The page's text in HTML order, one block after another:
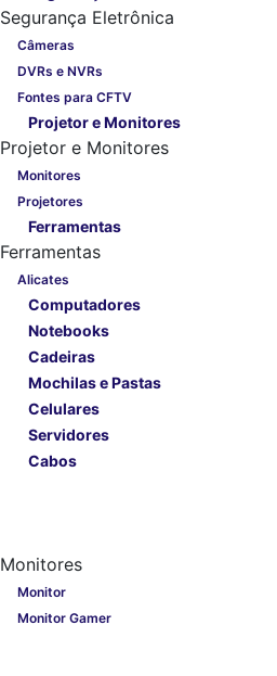
Segurança Eletrônica
Câmeras
DVRs e NVRs
Fontes para CFTV
Projetor e Monitores
Projetor e Monitores
Monitores
Projetores
Ferramentas
Ferramentas
Alicates
Computadores
Notebooks
Cadeiras
Mochilas e Pastas
Celulares
Servidores
Cabos
Monitores
Monitor
Monitor Gamer